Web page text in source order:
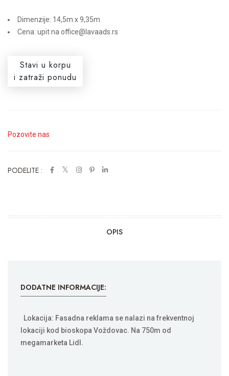
Dimenzije: 14,5m x 9,35m
Cena: upit na office@lavaads.rs
Stavi u korpu
i zatraži ponudu
Pozovite nas
PODELITE :
OPIS
DODATNE INFORMACIJE:
Lokacija: Fasadna reklama se nalazi na frekventnoj
lokaciji kod bioskopa Voždovac. Na 750m od
megamarketa Lidl.